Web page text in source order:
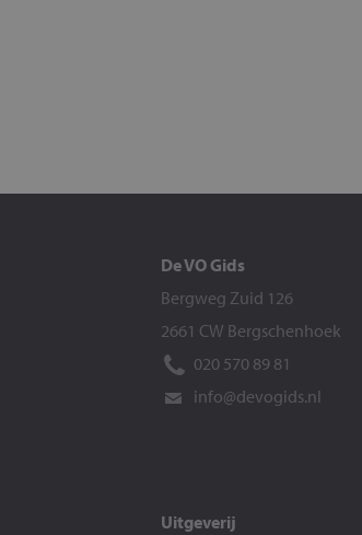
De VO Gids
Bergweg Zuid 126
2661 CW Bergschenhoek
020 570 89 81
info@devogids.nl
Uitgeverij